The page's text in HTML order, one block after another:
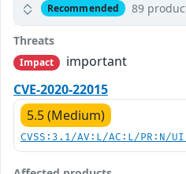
Recommended 89
Threats
Impact
important
CVE-2020-22015
5.5 (Medium)
CVSS:3.1/AV:L/AC:L/PR:N/